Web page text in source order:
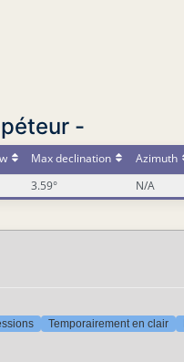
-
Max declination Azimuth
3.59° N/A
Temporairement en clair